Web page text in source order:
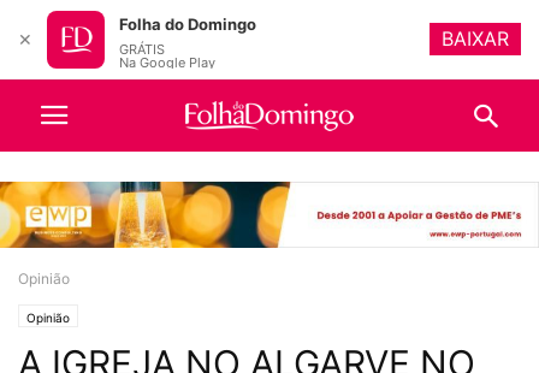
Opinião
Opinião
A IGREJA NO ALGARVE NO
✕
Folha do Domingo
GRÁTIS
Na Google Play
BAIXAR